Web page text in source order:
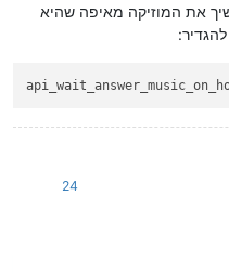
את המוזיקה מאיפה שהיא
24